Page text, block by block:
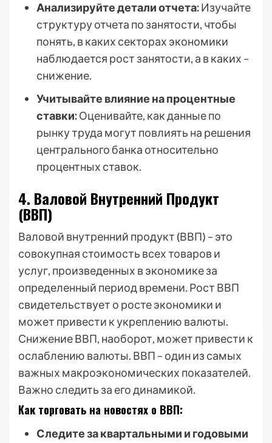
Анализируйте детали отчета:Изучайте
структуру отчета по занятости, чтобы
понять, в каких секторах экономики
наблюдается рост занятости, а в каких –
снижение.
Учитывайте влияние на процентные
ставки:Оценивайте, как данные по
рынку труда могут повлиять на решения
центрального банка относительно
процентных ставок.
4. Валовой Внутренний Продукт
(ВВП)
Валовой внутренний продукт (ВВП) – это
совокупная стоимость всех товаров и
услуг, произведенных в экономике за
определенный период времени. Рост ВВП
свидетельствует о росте экономики и
может привести к укреплению валюты.
Снижение ВВП, наоборот, может привести к
ослаблению валюты. ВВП – один из самых
важных макроэкономических показателей.
Важно следить за его динамикой.
Как торговать на новостях о ВВП:
Следите за квартальными и годовыми